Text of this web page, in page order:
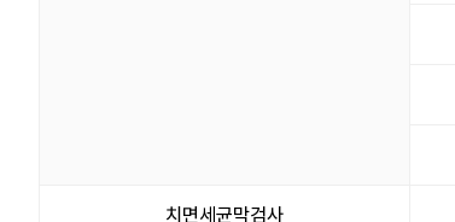
치면세균막검사